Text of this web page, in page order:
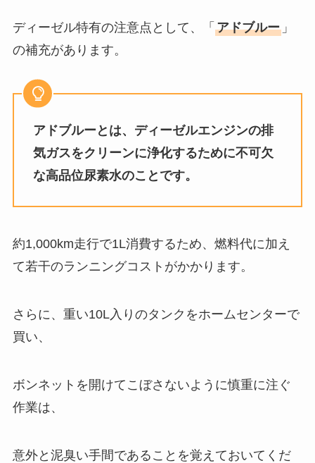
ディーゼル特有の注意点として、「 アドブルー」
の補充があります。
アドブルーとは、ディーゼルエンジンの排
気ガスをクリーンに浄化するために不可欠
な高品位尿素水のことです。
約1,000km走行で1L消費するため、燃料代に加え
て若干のランニングコストがかかります。
さらに、重い10L入りのタンクをホームセンターで
買い、
ボンネットを開けてこぼさないように慎重に注ぐ
作業は、
意外と泥臭い手間であることを覚えておいてくだ